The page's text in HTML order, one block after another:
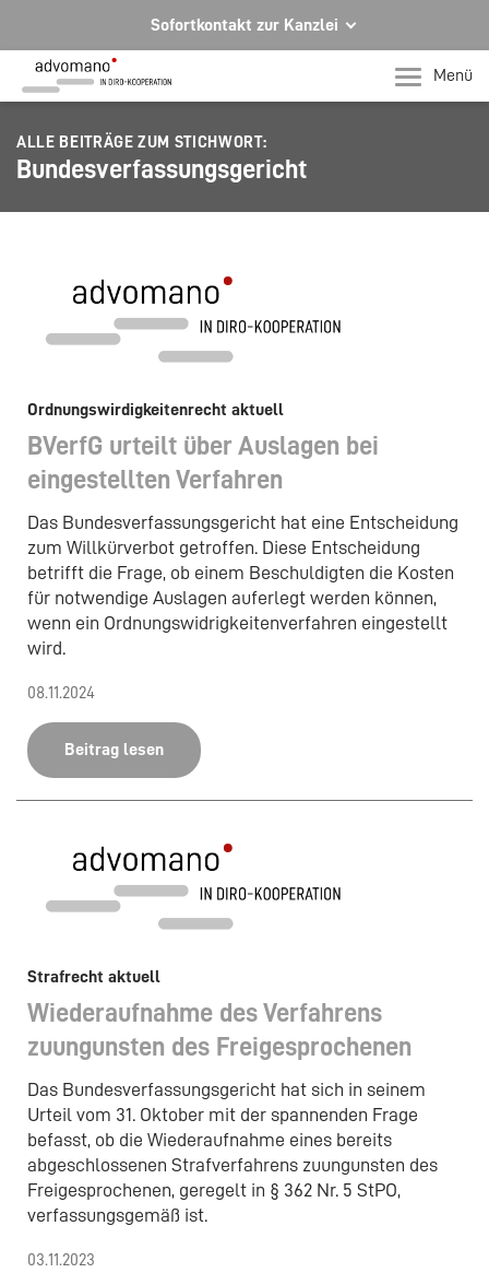
Sofortkontakt zur Kanzlei
Ihre Rechtsberatung in Hagen und Iserlohn
Ihr direkter Kontakt zu uns
Telefon Hagen
+49 2331 91599-0
Per E-Mail für Sie da.
mail@advomano.de
Menü
ALLE BEITRÄGE ZUM STICHWORT:
Bundesverfassungsgericht
Ordnungswirdigkeitenrecht aktuell
BVerfG urteilt über Auslagen bei
eingestellten Verfahren
Das Bundesverfassungsgericht hat eine Entscheidung
zum Willkürverbot getroffen. Diese Entscheidung
betrifft die Frage, ob einem Beschuldigten die Kosten
für notwendige Auslagen auferlegt werden können,
wenn ein Ordnungswidrigkeitenverfahren eingestellt
wird.
08.11.2024
Beitrag lesen
Strafrecht aktuell
Wiederaufnahme des Verfahrens
zuungunsten des Freigesprochenen
Das Bundesverfassungsgericht hat sich in seinem
Urteil vom 31. Oktober mit der spannenden Frage
befasst, ob die Wiederaufnahme eines bereits
abgeschlossenen Strafverfahrens zuungunsten des
Freigesprochenen, geregelt in § 362 Nr. 5 StPO,
verfassungsgemäß ist.
03.11.2023